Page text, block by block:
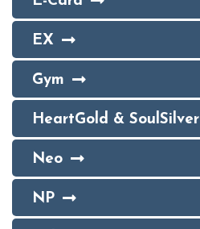
EX
Gym
HeartGold & SoulSilver
Neo
NP